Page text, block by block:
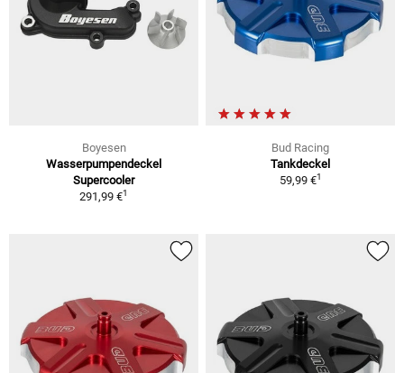
Boyesen
Wasserpumpendeckel
Supercooler
291,99 €1
Bud Racing
Tankdeckel
59,99 €1